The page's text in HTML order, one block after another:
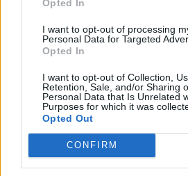
Opted In
I want to opt-out of processing
Personal Data for Targeted
Opted In
I want to opt-out of Collection,
Retention, Sale, and/or Sharing
Personal Data that Is Unrelated
Purposes for which it was
Opted Out
CONFIRM
Sveikata
Plaukai mažiau
riebaluosis: į šampūną
tereikia įberti vieną